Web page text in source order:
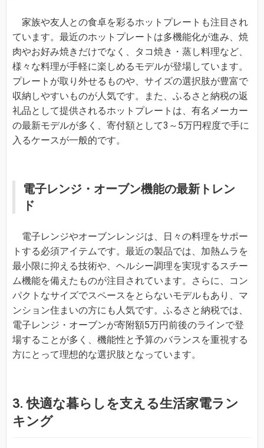
家族や友人との食卓を彩るホットプレートも注目され
ています。最近のホットプレートは多機能化が進み、焼
肉やお好み焼きだけでなく、タコ焼き・蒸し料理など、
様々な料理が手軽に楽しめるモデルが登場しています。
プレートが取り外せるものや、サイズの選択肢が豊富で
収納しやすいものが人気です。また、ふるさと納税の返
礼品として提供されるホットプレートは、有名メーカー
の最新モデルが多く、寄付額として3～5万円程度で手に
入るケースが一般的です。
電子レンジ・オーブン機能の最新トレン
ド
電子レンジやオーブンレンジは、日々の料理をサポー
トする必須アイテムです。最近の製品では、加熱ムラを
最小限に抑える技術や、ヘルシー調理を実現するスチー
ム機能を備えたものが注目されています。さらに、コン
パクトなサイズでスペースをとらないモデルもあり、マ
ンション住まいの方にも人気です。ふるさと納税では、
電子レンジ・オーブンが寄附額5万円前後のラインで登
場することが多く、機能性と予算のバランスを重視する
方にとって理想的な選択肢となっています。
3. 快適な暮らしを支える生活家電ラン
キング